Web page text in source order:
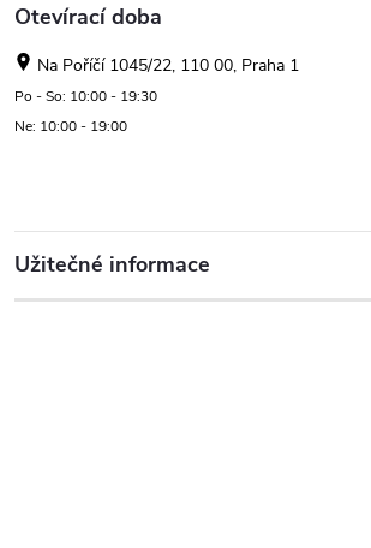
Otevírací doba
Na Poříčí 1045/22, 110 00, Praha 1
Po - So: 10:00 - 19:30
Ne: 10:00 - 19:00
Užitečné informace